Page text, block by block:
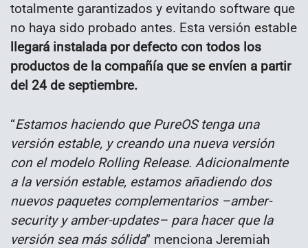
totalmente garantizados y evitando software que
no haya sido probado antes. Esta versión estable
llegará instalada por defecto con todos los
productos de la compañía que se envíen a partir
del 24 de septiembre.
“Estamos haciendo que PureOS tenga una
versión estable, y creando una nueva versión
con el modelo Rolling Release. Adicionalmente
a la versión estable, estamos añadiendo dos
nuevos paquetes complementarios –amber-
security y amber-updates– para hacer que la
versión sea más sólida” menciona Jeremiah